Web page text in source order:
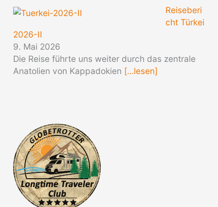
Reiseberi
cht Türkei
2026-II
9. Mai 2026
Die Reise führte uns weiter durch das zentrale
Anatolien von Kappadokien […lesen]